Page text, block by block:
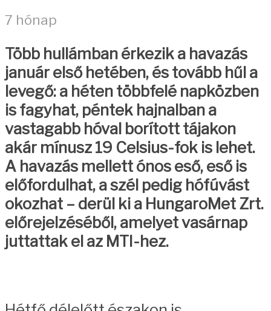
7 hónap
Több hullámban érkezik a havazás
január első hetében, és tovább hűl a
levegő: a héten többfelé napközben
is fagyhat, péntek hajnalban a
vastagabb hóval borított tájakon
akár mínusz 19 Celsius-fok is lehet.
A havazás mellett ónos eső, eső is
előfordulhat, a szél pedig hófúvást
okozhat – derül ki a HungaroMet Zrt.
előrejelzéséből, amelyet vasárnap
juttattak el az MTI-hez.